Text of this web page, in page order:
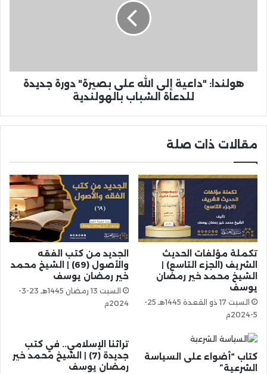
هولندا: "داعية إلى الله على بصيرة" دورة جديدة
للدعاة الشباب بالهولندية
مقالات ذات صلة
تكملة مؤلفات الحديث
الشريف (الجزء التاسع) |
الشيخ محمد خير رمضان
يوسف
السبت 17 ذو القعدة 1445هـ 25-
5-2024م
الجديد من كتب الفقه
والأصول (69) | الشيخ محمد
خير رمضان يوسف
السبت 13 رمضان 1445هـ 23-3-
2024م
كتاب “أضواء على السياسة
الشرعية”
تراثنا الإسلامي.. في كتب
جديدة (7) | الشيخ محمد خير
رمضان يوسف